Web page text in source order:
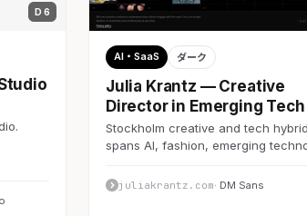
D 6
AI・SaaS ダーク
Julia Krantz — Creative
Director in Emerging Tech
Stockholm creative and tech
spans AI, fashion, emerging
juliakrantz.com· DM Sans